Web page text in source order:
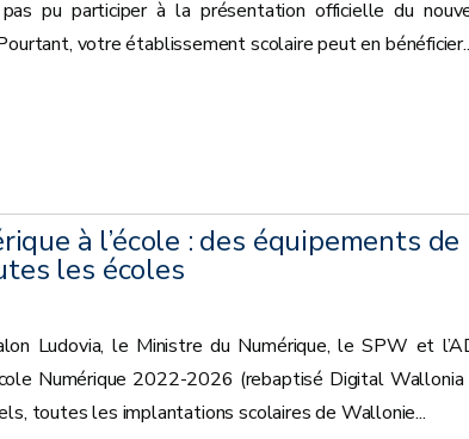
pu participer à la présentation officielle du
votre établissement scolaire peut en
à l’école : des équipements de
les écoles
Ludovia, le Ministre du Numérique, le SPW et
Numérique 2022-2026 (rebaptisé Digital Wallonia
toutes les implantations scolaires de Wallonie...